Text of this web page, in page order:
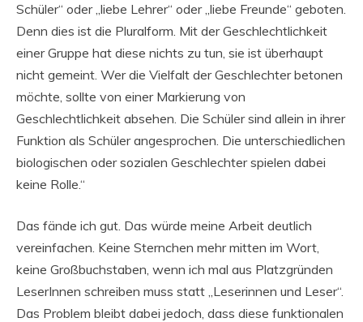
Schüler“ oder „liebe Lehrer“ oder „liebe Freunde“ geboten.
Denn dies ist die Pluralform. Mit der Geschlechtlichkeit
einer Gruppe hat diese nichts zu tun, sie ist überhaupt
nicht gemeint. Wer die Vielfalt der Geschlechter betonen
möchte, sollte von einer Markierung von
Geschlechtlichkeit absehen. Die Schüler sind allein in ihrer
Funktion als Schüler angesprochen. Die unterschiedlichen
biologischen oder sozialen Geschlechter spielen dabei
keine Rolle.“
Das fände ich gut. Das würde meine Arbeit deutlich
vereinfachen. Keine Sternchen mehr mitten im Wort,
keine Großbuchstaben, wenn ich mal aus Platzgründen
LeserInnen schreiben muss statt „Leserinnen und Leser“.
Das Problem bleibt dabei jedoch, dass diese funktionalen